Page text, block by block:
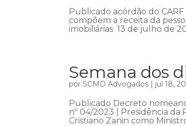
Publicado acórdão do
compõem a receita da
imobiliárias 13 de julho de
Semana dos
porSCMD Advogados | jul 18,
Publicado Decreto
nº 04/2023 | Presidência
Cristiano Zanin como